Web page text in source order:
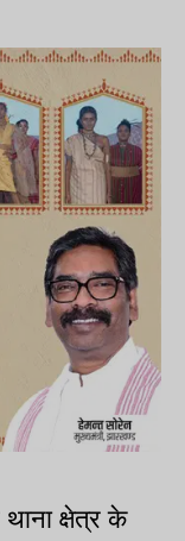
थाना क्षेत्र के